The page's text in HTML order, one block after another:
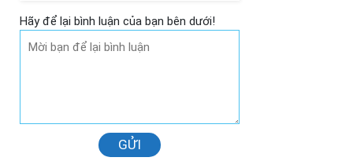
hỏi Bác sỹ xem trường hợp
sẹo như vậy có thể can thiệp
đc ko?và chi phí là bao
Hãy để lại bình luận của bạn bên dưới!
GỬI